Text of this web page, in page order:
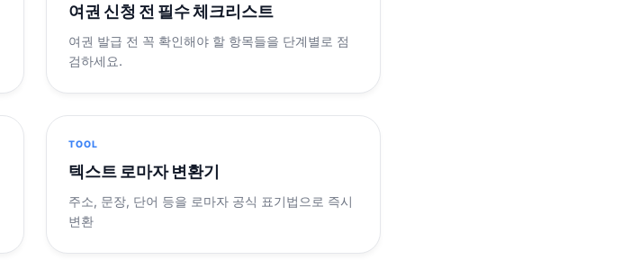
여권 신청 전 필수 체크리스트
여권 발급 전 꼭 확인해야 할 항목들을 단계별로 점
검하세요.
TOOL
텍스트 로마자 변환기
주소, 문장, 단어 등을 로마자 공식 표기법으로 즉시
변환